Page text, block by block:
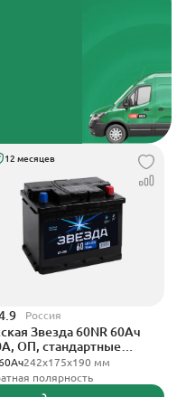
12 месяцев
Россия
Звезда 60NR 60Ач
ОП, стандартные
242x175x190 мм
полярность